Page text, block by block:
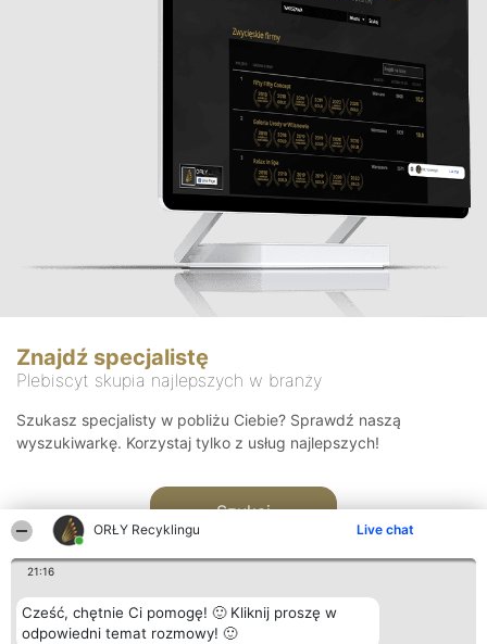
ORŁY Recyklingu Live chat
21:16
Cześć, chętnie Ci pomogę! 🙂 Kliknij proszę w
odpowiedni temat rozmowy! 🙂
Znajdź specjalistę
Plebiscyt skupia najlepszych w branży
Szukasz specjalisty w pobliżu Ciebie? Sprawdź naszą
wyszukiwarkę. Korzystaj tylko z usług najlepszych!
Szukaj